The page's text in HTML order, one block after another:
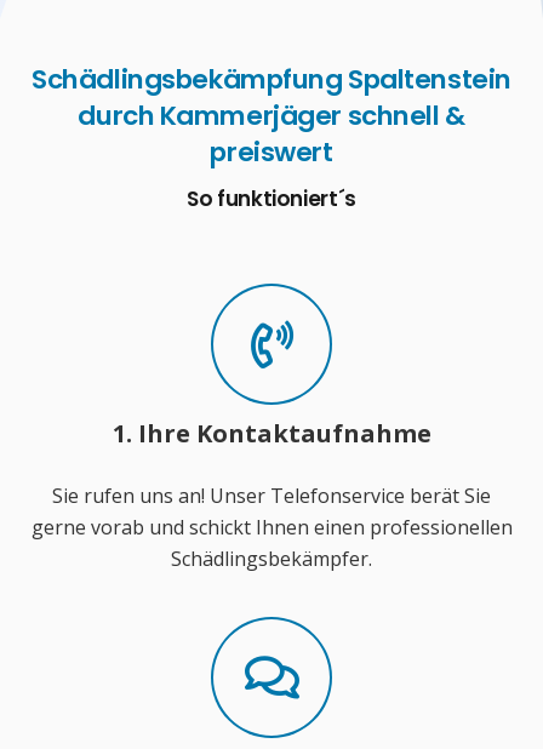
Schädlingsbekämpfung Spaltenstein
durch Kammerjäger schnell &
preiswert
So funktioniert´s
1. Ihre Kontaktaufnahme
Sie rufen uns an! Unser Telefonservice berät Sie
gerne vorab und schickt Ihnen einen professionellen
Schädlingsbekämpfer.